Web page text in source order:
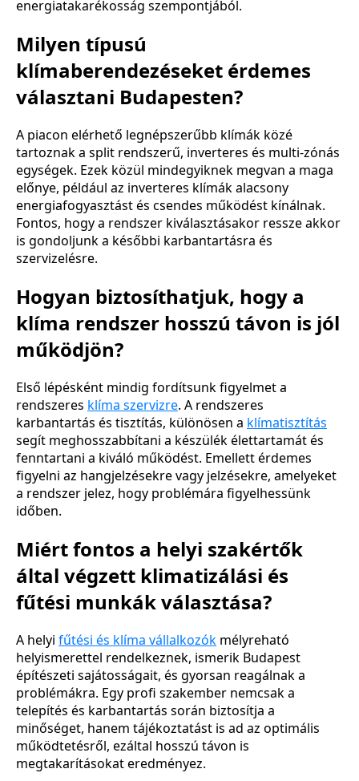
energiatakarékosság szempontjából.
Milyen típusú
klímaberendezéseket érdemes
választani Budapesten?
A piacon elérhető legnépszerűbb klímák közé
tartoznak a split rendszerű, inverteres és multi-zónás
egységek. Ezek közül mindegyiknek megvan a maga
előnye, például az inverteres klímák alacsony
energiafogyasztást és csendes működést kínálnak.
Fontos, hogy a rendszer kiválasztásakor ressze akkor
is gondoljunk a későbbi karbantartásra és
szervizelésre.
Hogyan biztosíthatjuk, hogy a
klíma rendszer hosszú távon is jól
működjön?
Első lépésként mindig fordítsunk figyelmet a
rendszeres klíma szervizre. A rendszeres
karbantartás és tisztítás, különösen a klímatisztítás
segít meghosszabbítani a készülék élettartamát és
fenntartani a kiváló működést. Emellett érdemes
figyelni az hangjelzésekre vagy jelzésekre, amelyeket
a rendszer jelez, hogy problémára figyelhessünk
időben.
Miért fontos a helyi szakértők
által végzett klimatizálási és
fűtési munkák választása?
A helyi fűtési és klíma vállalkozók mélyreható
helyismerettel rendelkeznek, ismerik Budapest
építészeti sajátosságait, és gyorsan reagálnak a
problémákra. Egy profi szakember nemcsak a
telepítés és karbantartás során biztosítja a
minőséget, hanem tájékoztatást is ad az optimális
működtetésről, ezáltal hosszú távon is
megtakarításokat eredményez.